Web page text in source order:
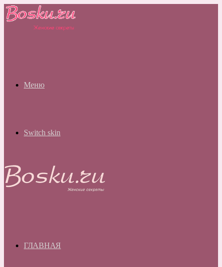
Меню
Switch skin
ГЛАВНАЯ